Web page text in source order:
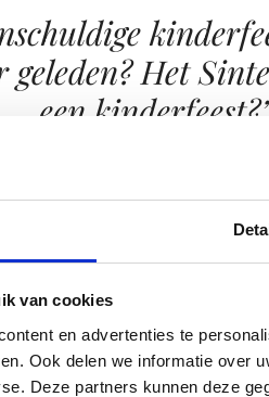
van cookies
en advertenties te
Ook delen we informatie over
Deze partners kunnen deze
Het
een
gebleven van een
kinderfeest? Slaan we hier nou
nota bene, heeft
geworden, heeft minder
dat betreft is het al met de
bang vroeger van zo’n te